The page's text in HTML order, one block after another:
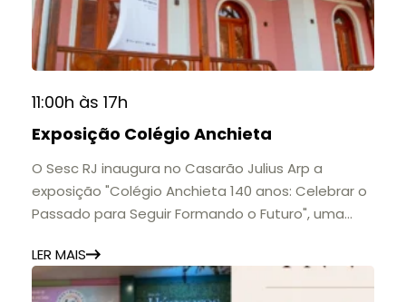
11:00h às 17h
Exposição Colégio Anchieta
O Sesc RJ inaugura no Casarão Julius Arp a
exposição "Colégio Anchieta 140 anos: Celebrar o
Passado para Seguir Formando o Futuro", uma
importantes instituições de ensino de Nova
Friburgo e do Brasil.
LER MAIS